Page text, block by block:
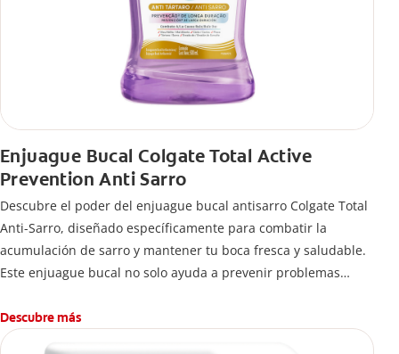
Enjuague Bucal Colgate Total Active
Prevention Anti Sarro
Descubre el poder del enjuague bucal antisarro Colgate Total
Anti-Sarro, diseñado específicamente para combatir la
acumulación de sarro y mantener tu boca fresca y saludable.
Este enjuague bucal no solo ayuda a prevenir problemas
Descubre más